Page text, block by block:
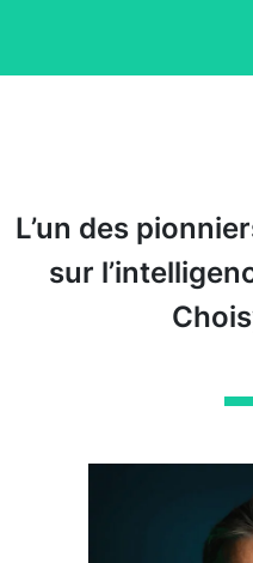
L’un des
sur